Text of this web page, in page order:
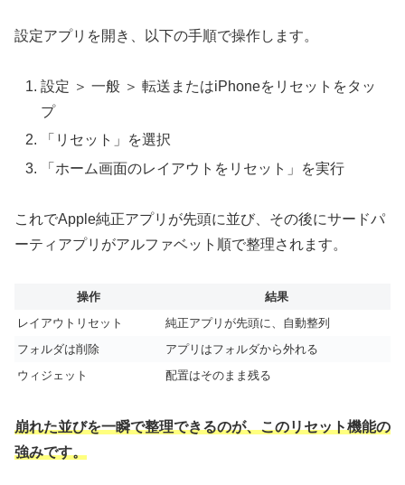
設定アプリを開き、以下の手順で操作します。
設定 ＞ 一般 ＞ 転送またはiPhoneをリセットをタッ
プ
「リセット」を選択
「ホーム画面のレイアウトをリセット」を実行
これでApple純正アプリが先頭に並び、その後にサードパ
ーティアプリがアルファベット順で整理されます。
操作
結果
レイアウトリセット
純正アプリが先頭に、自動整列
フォルダは削除
アプリはフォルダから外れる
ウィジェット
配置はそのまま残る
崩れた並びを一瞬で整理できるのが、このリセット機能の
強みです。